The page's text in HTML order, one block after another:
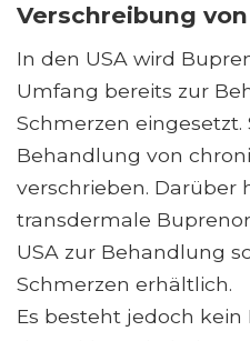
Verschreibung
In den USA wird
Umfang bereits zur
Schmerzen
Behandlung von
verschrieben. Darüber
transdermale
USA zur Behandlung
Schmerzen erhältlich.
Es besteht jedoch kein